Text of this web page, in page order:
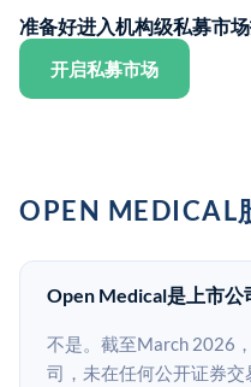
准备好进入机构级私募市
开启私募市场
OPEN MEDICAL
Open Medical是上市公
不是。截至March 2026
司，未在任何公开证券